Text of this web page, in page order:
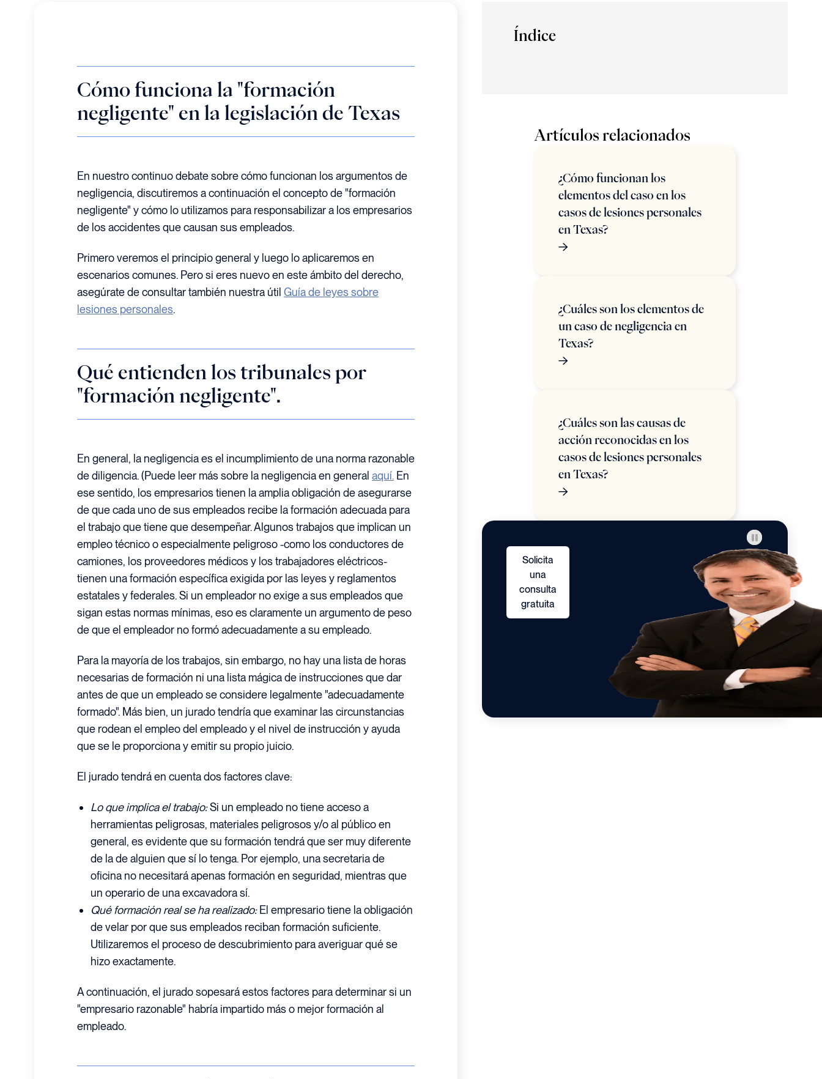
Cómo funciona la "formación
negligente" en la legislación de Texas
En nuestro continuo debate sobre cómo funcionan los argumentos de
negligencia, discutiremos a continuación el concepto de "formación
negligente" y cómo lo utilizamos para responsabilizar a los empresarios
de los accidentes que causan sus empleados.
Primero veremos el principio general y luego lo aplicaremos en
escenarios comunes. Pero si eres nuevo en este ámbito del derecho,
asegúrate de consultar también nuestra útil Guía de leyes sobre
lesiones personales.
Qué entienden los tribunales por
"formación negligente".
En general, la negligencia es el incumplimiento de una norma razonable
de diligencia. (Puede leer más sobre la negligencia en general aquí. En
ese sentido, los empresarios tienen la amplia obligación de asegurarse
de que cada uno de sus empleados recibe la formación adecuada para
el trabajo que tiene que desempeñar. Algunos trabajos que implican un
empleo técnico o especialmente peligroso -como los conductores de
camiones, los proveedores médicos y los trabajadores eléctricos-
tienen una formación específica exigida por las leyes y reglamentos
estatales y federales. Si un empleador no exige a sus empleados que
sigan estas normas mínimas, eso es claramente un argumento de peso
de que el empleador no formó adecuadamente a su empleado.
Para la mayoría de los trabajos, sin embargo, no hay una lista de horas
necesarias de formación ni una lista mágica de instrucciones que dar
antes de que un empleado se considere legalmente "adecuadamente
formado". Más bien, un jurado tendría que examinar las circunstancias
que rodean el empleo del empleado y el nivel de instrucción y ayuda
que se le proporciona y emitir su propio juicio.
El jurado tendrá en cuenta dos factores clave:
Lo que implica el trabajo:Si un empleado no tiene acceso a
herramientas peligrosas, materiales peligrosos y/o al público en
general, es evidente que su formación tendrá que ser muy diferente
de la de alguien que sí lo tenga. Por ejemplo, una secretaria de
oficina no necesitará apenas formación en seguridad, mientras que
un operario de una excavadora sí.
Qué formación real se ha realizado:El empresario tiene la obligación
de velar por que sus empleados reciban formación suficiente.
Utilizaremos el proceso de descubrimiento para averiguar qué se
hizo exactamente.
A continuación, el jurado sopesará estos factores para determinar si un
"empresario razonable" habría impartido más o mejor formación al
empleado.
Índice
Artículos relacionados
¿Cómo funcionan los
elementos del caso en los
casos de lesiones personales
en Texas?
¿Cuáles son los elementos de
un caso de negligencia en
Texas?
¿Cuáles son las causas de
acción reconocidas en los
casos de lesiones personales
en Texas?
Solicita
una
consulta
gratuita